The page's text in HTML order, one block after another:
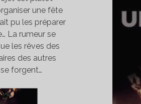
une fête
pu les préparer
La rumeur se
les rêves des
des autres
forgent…